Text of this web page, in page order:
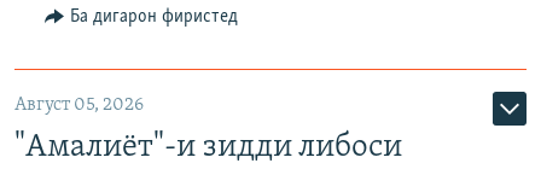
Ба дигарон фиристед
Август 05, 2026
"Амалиёт"-и зидди либоси